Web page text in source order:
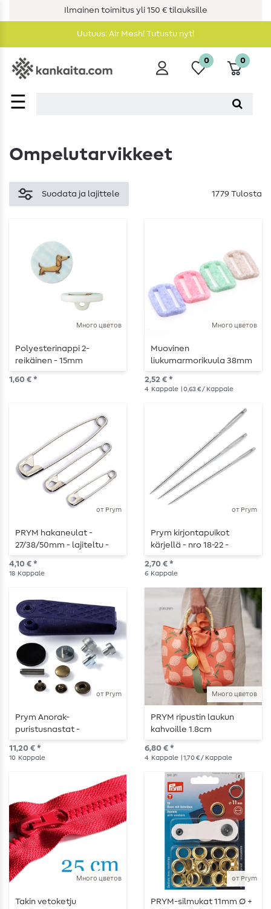
Ilmainen toimitus yli 150 € tilauksille
Uutuus: Air Mesh! Tutustu nyt!
☰
0 0
Ompelutarvikkeet
Suodata ja lajittele 1779 Tulosta
Много цветов
Polyesterinappi 2-
reikäinen - 15mm
1,60 € *
Много цветов
Muovinen
liukumarmorikuula 38mm
- 4 kappaletta
2,52 € *
4 Kappale | 0,63 € / Kappale
от Prym
PRYM hakaneulat -
27/38/50mm - lajiteltu -
hopeanvärinen - 18 kpl
4,10 € *
18 Kappale
от Prym
Prym kirjontapuikot
kärjellä - nro 18-22 -
valikoituja - 6 kpl.
2,70 € *
6 Kappale
от Prym
Prym Anorak-
puristusnastat -
antiikkimessinki - 12 mm -
työkalulla ja kiinnikkeillä -
11,20 € *
10 Kappale
Много цветов
PRYM ripustin laukun
kahvoille 1.8cm
6,80 € *
4 Kappale | 1,70 € / Kappale
Много цветов
Takin vetoketju
от Prym
PRYM-silmukat 11mm Ø +